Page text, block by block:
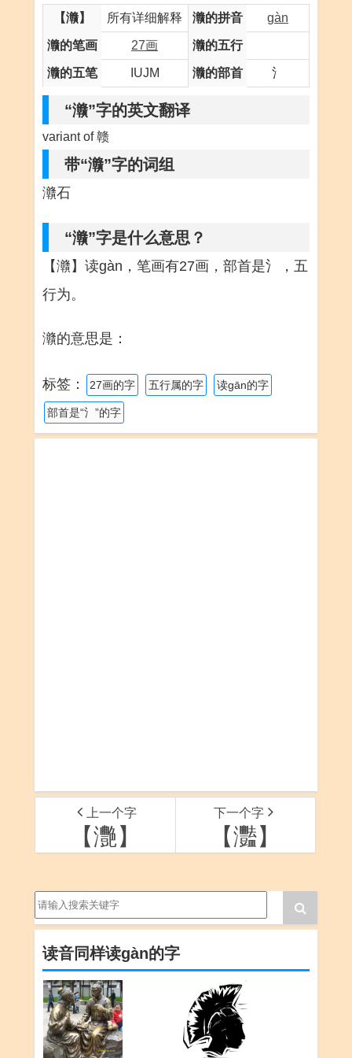
【灨】 所有详细解释 灨的拼音 gàn
灨的笔画 27画 灨的五行
灨的五笔 IUJM 灨的部首 氵
“灨”字的英文翻译
variant of 赣
带“灨”字的词组
灨石
“灨”字是什么意思？
【灨】读gàn，笔画有27画，部首是氵，五
行为。
灨的意思是：
标签： 27画的字 五行属的字 读gān的字
部首是“氵”的字
上一个字
【灧】
下一个字
【灩】
读音同样读gàn的字